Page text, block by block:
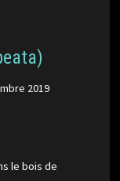
2019
le bois de